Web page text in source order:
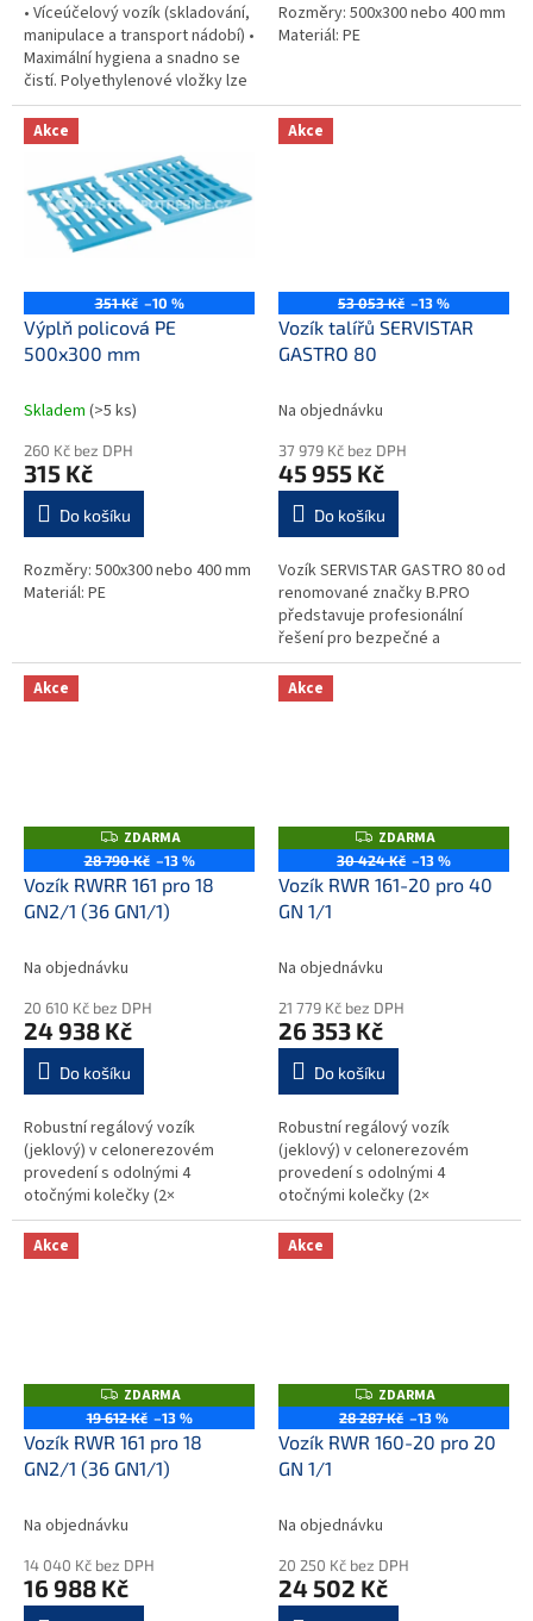
• Víceúčelový vozík (skladování,
manipulace a transport nádobí) •
Maximální hygiena a snadno se
čistí. Polyethylenové vložky lze
snadno vyjmout a mýt v myčce
(hygienické...
Rozměry: 500x300 nebo 400 mm
Materiál: PE
Akce
351 Kč –10 %
Výplň policová PE
500x300 mm
Skladem (>5 ks)
260 Kč bez DPH
315 Kč
Do košíku
Rozměry: 500x300 nebo 400 mm
Materiál: PE
Akce
53 053 Kč –13 %
Vozík talířů SERVISTAR
GASTRO 80
Na objednávku
37 979 Kč bez DPH
45 955 Kč
Do košíku
Vozík SERVISTAR GASTRO 80 od
renomované značky B.PRO
představuje profesionální
řešení pro bezpečné a
přehledné skladování a
přepravu talířů v
gastronomických provozech.
Akce
Z
D
A
R
M
A
ZDARMA
28 790 Kč –13 %
Vozík RWRR 161 pro 18
GN2/1 (36 GN1/1)
Na objednávku
20 610 Kč bez DPH
24 938 Kč
Do košíku
Robustní regálový vozík
(jeklový) v celonerezovém
provedení s odolnými 4
otočnými kolečky (2×
brzděnými) o průměru 125 mm
(syntetická kolečka, odolná
proti korozi podle DIN...
Akce
Z
D
A
R
ZDARMA
30 424 Kč –13 %
Vozík RWR 161-20 pro 40
GN 1/1
Na objednávku
21 779 Kč bez DPH
26 353 Kč
Do košíku
Robustní regálový vozík
(jeklový) v celonerezovém
provedení s odolnými 4
otočnými kolečky (2×
brzděnými) o průměru 125 mm
(syntetická kolečka, odolná
proti korozi podle DIN...
Akce
Z
D
A
R
M
A
ZDARMA
19 612 Kč –13 %
Vozík RWR 161 pro 18
GN2/1 (36 GN1/1)
Na objednávku
14 040 Kč bez DPH
16 988 Kč
Akce
Z
D
A
R
ZDARMA
28 287 Kč –13 %
Vozík RWR 160-20 pro 20
GN 1/1
Na objednávku
20 250 Kč bez DPH
24 502 Kč